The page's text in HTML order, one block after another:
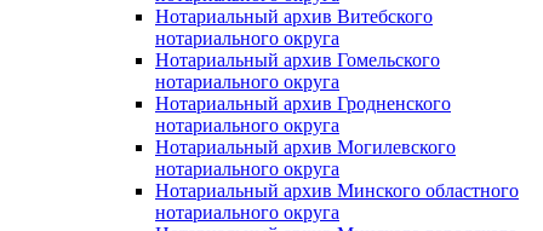
Нотариальный архив Витебского
нотариального округа
Нотариальный архив Гомельского
нотариального округа
Нотариальный архив Гродненского
нотариального округа
Нотариальный архив Могилевского
нотариального округа
Нотариальный архив Минского областного
нотариального округа